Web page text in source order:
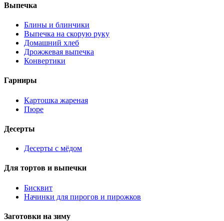
Выпечка
Блины и блинчики
Выпечка на скорую руку
Домашний хлеб
Дрожжевая выпечка
Конвертики
Гарниры
Картошка жареная
Пюре
Десерты
Десерты с мёдом
Для тортов и выпечки
Бисквит
Начинки для пирогов и пирожков
Заготовки на зиму